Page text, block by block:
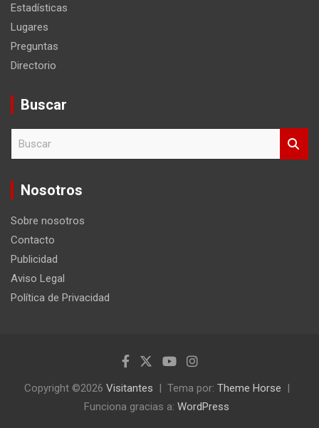
Estadísticas
Lugares
Preguntas
Directorio
Buscar
c
Nosotros
Sobre nosotros
Contacto
Publicidad
Aviso Legal
Política de Privacidad
Copyright ©2026 Visitantes Tema por: Theme Horse
Funciona gracias a: WordPress